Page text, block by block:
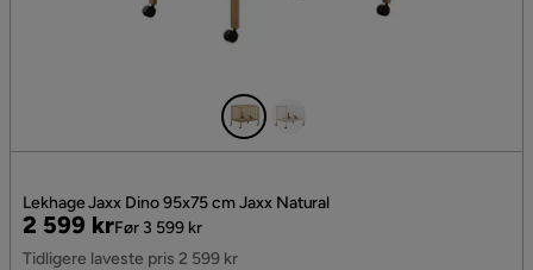
Lekhage Jaxx Dino 95x75 cm Jaxx Natural
Pris
2 599 kr
Original
Pris
Før 3 599 kr
Tidligere laveste pris 2 599 kr